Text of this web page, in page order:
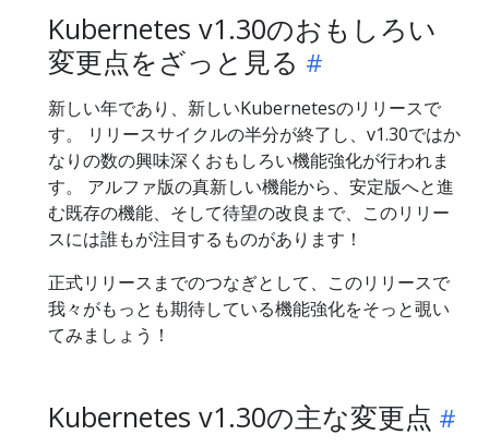
Kubernetes v1.30のおもしろい
変更点をざっと見る
新しい年であり、新しいKubernetesのリリースで
す。 リリースサイクルの半分が終了し、v1.30ではか
なりの数の興味深くおもしろい機能強化が行われま
す。 アルファ版の真新しい機能から、安定版へと進
む既存の機能、そして待望の改良まで、このリリー
スには誰もが注目するものがあります！
正式リリースまでのつなぎとして、このリリースで
我々がもっとも期待している機能強化をそっと覗い
てみましょう！
Kubernetes v1.30の主な変更点